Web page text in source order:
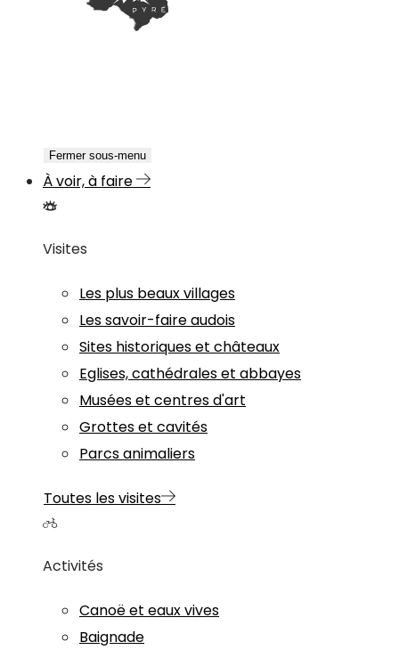
Fermer sous-menu
À voir, à faire
Visites
Les plus beaux villages
Les savoir-faire audois
Sites historiques et châteaux
Eglises, cathédrales et abbayes
Musées et centres d'art
Grottes et cavités
Parcs animaliers
Toutes les visites
Activités
Canoë et eaux vives
Baignade